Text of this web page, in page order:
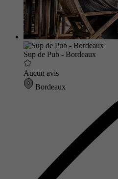
Sup de Pub - Bordeaux
Aucun avis
Bordeaux